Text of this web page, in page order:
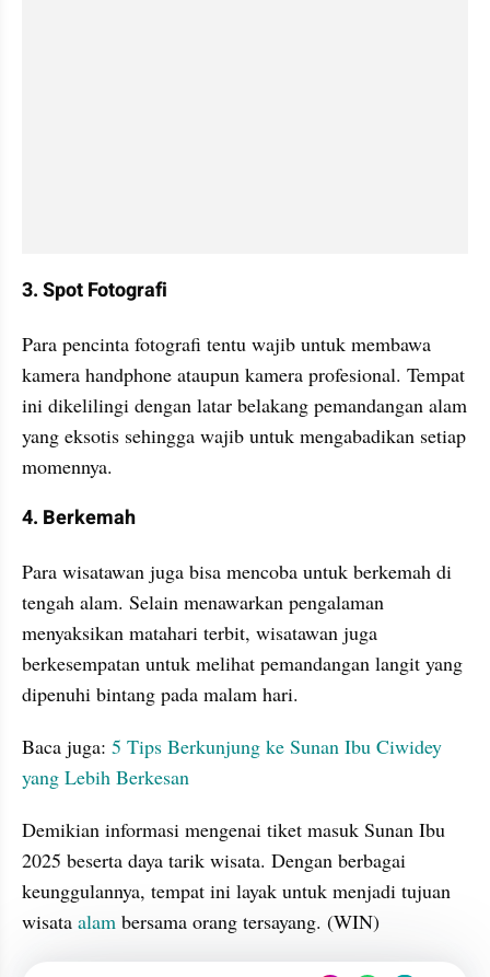
3. Spot Fotografi
Para pencinta fotografi tentu wajib untuk membawa
kamera handphone ataupun kamera profesional. Tempat
ini dikelilingi dengan latar belakang pemandangan alam
yang eksotis sehingga wajib untuk mengabadikan setiap
momennya.
4. Berkemah
Para wisatawan juga bisa mencoba untuk berkemah di
tengah alam. Selain menawarkan pengalaman
menyaksikan matahari terbit, wisatawan juga
berkesempatan untuk melihat pemandangan langit yang
dipenuhi bintang pada malam hari.
Baca juga: 5 Tips Berkunjung ke Sunan Ibu Ciwidey
yang Lebih Berkesan
Demikian informasi mengenai tiket masuk Sunan Ibu
2025 beserta daya tarik wisata. Dengan berbagai
keunggulannya, tempat ini layak untuk menjadi tujuan
wisata alam bersama orang tersayang. (WIN)